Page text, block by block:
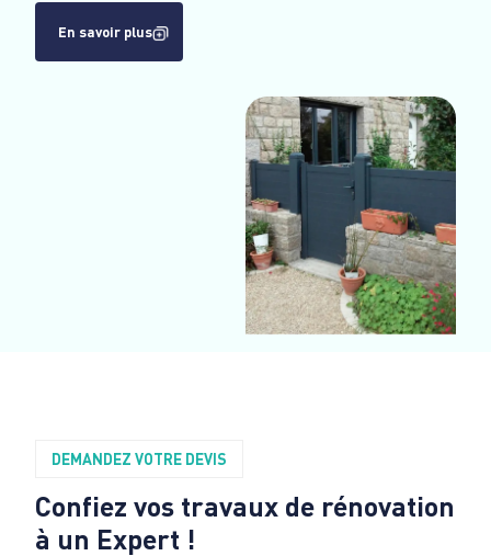
En savoir plus
DEMANDEZ VOTRE DEVIS
Confiez vos travaux de rénovation
à un Expert !